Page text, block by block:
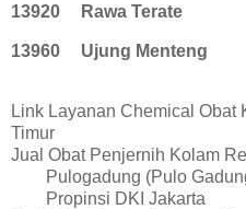
13920 Rawa Terate
13960 Ujung Menteng
Link Layanan Chemical Obat
Timur
Jual Obat Penjernih Kolam
Pulogadung (Pulo
Propinsi DKI Jakarta